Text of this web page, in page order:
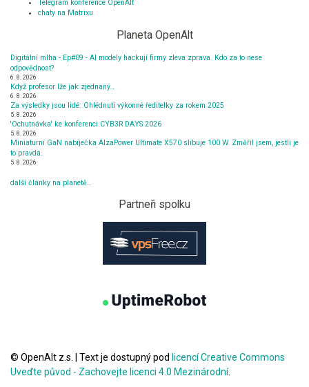
Telegram konference OpenAlt
chaty na Matrixu
Planeta OpenAlt
Digitální mlha - Ep#09 - AI modely hackují firmy zleva zprava. Kdo za to nese
odpovědnost?
6. 8. 2026
Když profesor lže jak zjednaný…
6. 8. 2026
Za výsledky jsou lidé: Ohlédnutí výkonné ředitelky za rokem 2025
5. 8. 2026
'Ochutnávka' ke konferenci CYB3R DAYS 2026
5. 8. 2026
Miniaturní GaN nabíječka AlzaPower Ultimate X570 slibuje 100 W. Změřil jsem, jestli je
to pravda.
5. 8. 2026
další články na planetě…
Partneři spolku
© OpenAlt z.s. Text je dostupný pod licencí Creative Commons
Uveďte původ - Zachovejte licenci 4.0 Mezinárodní.